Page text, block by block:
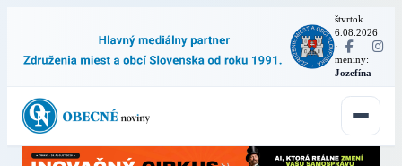
štvrtok
6.08.2026
·
meniny:
Jozefína